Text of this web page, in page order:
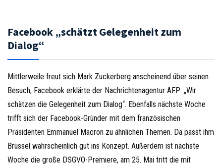
Facebook „schätzt Gelegenheit zum
Dialog“
Mittlerweile freut sich Mark Zuckerberg anscheinend über seinen
Besuch, Facebook erklärte der Nachrichtenagentur AFP: „Wir
schätzen die Gelegenheit zum Dialog“. Ebenfalls nächste Woche
trifft sich der Facebook-Gründer mit dem französischen
Präsidenten Emmanuel Macron zu ähnlichen Themen. Da passt ihm
Brüssel wahrscheinlich gut ins Konzept. Außerdem ist nächste
Woche die große DSGVO-Premiere, am 25. Mai tritt die mit